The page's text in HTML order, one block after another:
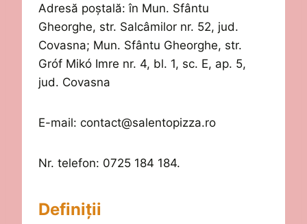
Adresă poștală:în Mun. Sfântu
Gheorghe, str. Salcâmilor nr. 52, jud.
Covasna; Mun. Sfântu Gheorghe, str.
Gróf Mikó Imre nr. 4, bl. 1, sc. E, ap. 5,
jud. Covasna
E-mail: contact@salentopizza.ro
Nr. telefon: 0725 184 184.
Definiții